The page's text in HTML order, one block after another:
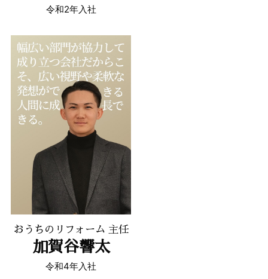
令和2年入社
おうちのリフォーム 主任
加賀谷響太
令和4年入社